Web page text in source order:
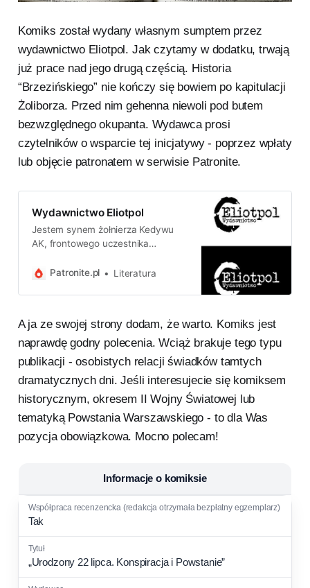
Komiks został wydany własnym sumptem przez
wydawnictwo Eliotpol. Jak czytamy w dodatku, trwają
już prace nad jego drugą częścią. Historia
“Brzezińskiego” nie kończy się bowiem po kapitulacji
Żoliborza. Przed nim gehenna niewoli pod butem
bezwzględnego okupanta. Wydawca prosi
czytelników o wsparcie tej inicjatywy - poprzez wpłaty
lub objęcie patronatem w serwisie Patronite.
Wydawnictwo Eliotpol
Jestem synem żołnierza Kedywu
AK, frontowego uczestnika
wielu Powstańców, wydałem ich
o Powstaniu Warszawskim.
i lubię, co jest moją pasją i
spełnieniem marzeń.
Patronite.pl Literatura
A ja ze swojej strony dodam, że warto. Komiks jest
naprawdę godny polecenia. Wciąż brakuje tego typu
publikacji - osobistych relacji świadków tamtych
dramatycznych dni. Jeśli interesujecie się komiksem
historycznym, okresem II Wojny Światowej lub
tematyką Powstania Warszawskiego - to dla Was
pozycja obowiązkowa. Mocno polecam!
Informacje o komiksie
Tak
„Urodzony 22 lipca. Konspiracja i Powstanie”